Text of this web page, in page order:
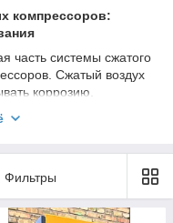
компрессоров:
часть системы сжатого
Сжатый воздух
коррозию,
позволяет надёжно
. Первые подходят
Фильтры